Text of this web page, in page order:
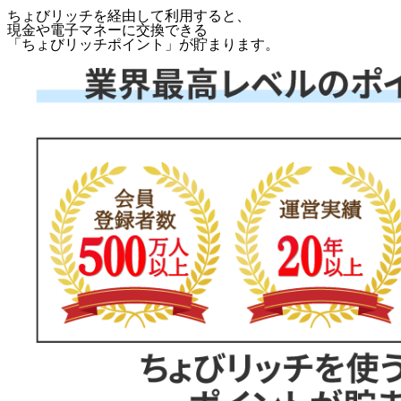
ちょびリッチを経由して利用すると、
現金や電子マネーに交換できる
「 ちょびリッチポイント 」が貯まります。